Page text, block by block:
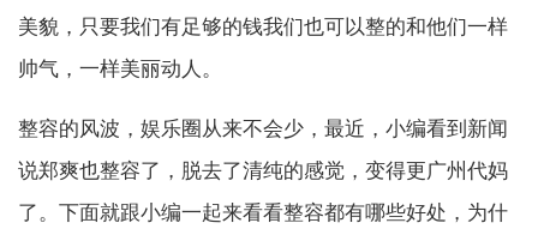
美貌，只要我们有足够的钱我们也可以整的和他们一样
帅气，一样美丽动人。
整容的风波，娱乐圈从来不会少，最近，小编看到新闻
说郑爽也整容了，脱去了清纯的感觉，变得更广州代妈
了。下面就跟小编一起来看看整容都有哪些好处，为什